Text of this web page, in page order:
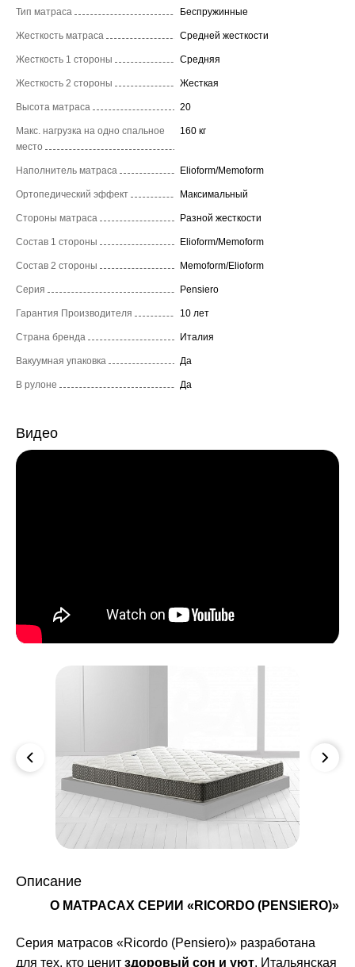
Тип матраса Беспружинные
Жесткость матраса Средней жесткости
Жесткость 1 стороны Средняя
Жесткость 2 стороны Жесткая
Высота матраса 20
Макс. нагрузка на одно спальное
место
160 кг
Наполнитель матраса Elioform/Memoform
Ортопедический эффект Максимальный
Стороны матраса Разной жесткости
Состав 1 стороны Elioform/Memoform
Состав 2 стороны Memoform/Elioform
Серия Pensiero
Гарантия Производителя 10 лет
Страна бренда Италия
Вакуумная упаковка Да
В рулоне Да
Видео
Описание
О МАТРАСАХ СЕРИИ «RICORDO (PENSIERO)»
Серия матрасов «Ricordo (Pensiero)» разработана
для тех, кто ценит здоровый сон и уют. Итальянская